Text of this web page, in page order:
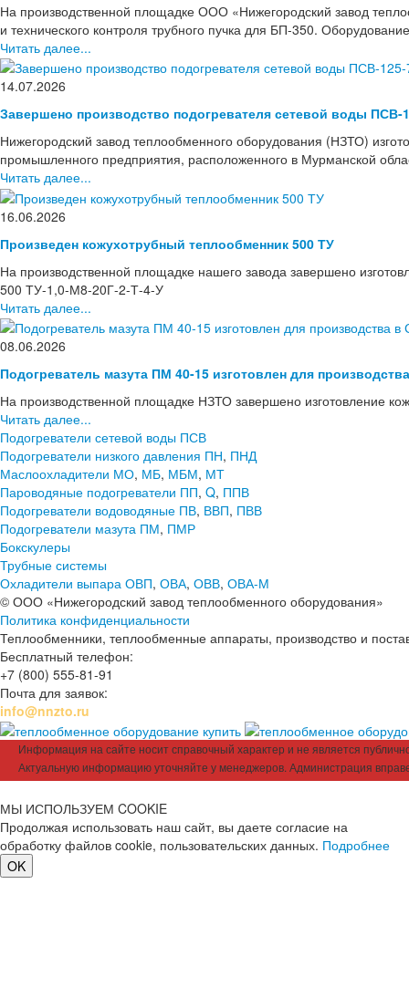
На производственной площадке ООО «Нижегородский завод
и технического контроля трубного пучка для БП-350.
Читать далее...
14.07.2026
Завершено производство подогревателя сетевой воды ПСВ-
Нижегородский завод теплообменного оборудования (НЗТО)
промышленного предприятия, расположенного в Мурманской
Читать далее...
16.06.2026
Произведен кожухотрубный теплообменник 500 ТУ
На производственной площадке нашего завода завершено
500 ТУ-1,0-М8-20Г-2-Т-4-У
Читать далее...
08.06.2026
Подогреватель мазута ПМ 40-15 изготовлен для
На производственной площадке НЗТО завершено изготовление
Читать далее...
Подогреватели сетевой воды ПСВ
Подогреватели низкого давления ПН, ПНД
Маслоохладители МО, МБ, МБМ, МТ
Пароводяные подогреватели ПП, Q, ППВ
Подогреватели водоводяные ПВ, ВВП, ПВВ
Подогреватели мазута ПМ, ПМР
Бокскулеры
Трубные системы
Охладители выпара ОВП, ОВА, ОВВ, ОВА-М
© ООО «Нижегородский завод теплообменного оборудования»
Политика конфиденциальности
Теплообменники, теплообменные аппараты, производство и
Бесплатный телефон:
+7 (800) 555-81-91
Почта для заявок:
info@nnzto.ru
Информация на сайте носит справочный характер и не является
Актуальную информацию уточняйте у менеджеров. Администрация
МЫ ИСПОЛЬЗУЕМ COOKIE
Продолжая использовать наш сайт, вы даете согласие на
обработку файлов cookie, пользовательских данных. Подробнее
OK